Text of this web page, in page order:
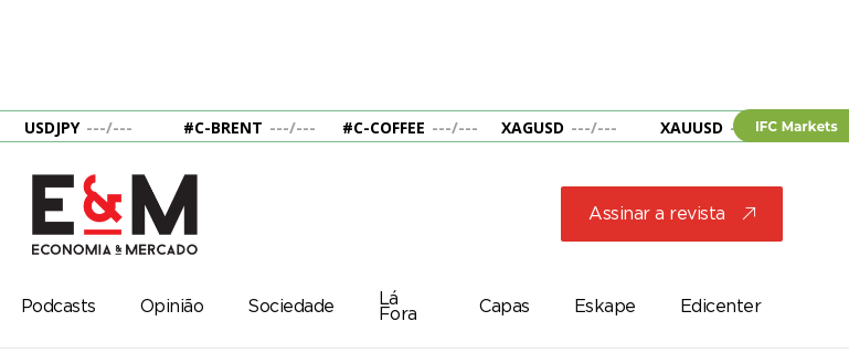
USDJPY ---/--- #C-BRENT ---/--- #C-COFFEE ---/--- XAGUSD ---/--- XAUUSD --- ---
Assinar a revista j
Podcasts Opinião Sociedade
Lá
Fora
Capas Eskape Edicenter